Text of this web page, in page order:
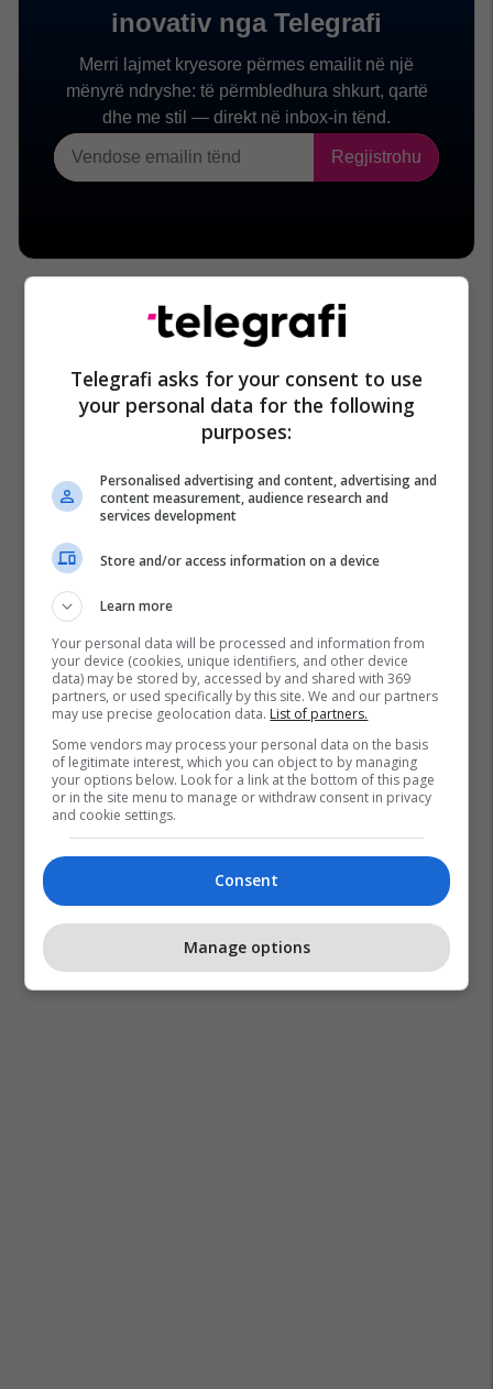
Telegrafi asks for your consent to use
your personal data for the following
purposes:
Personalised advertising and content, advertising and
content measurement, audience research and
services development
Store and/or access information on a device
Learn more
Your personal data will be processed and information from
your device (cookies, unique identifiers, and other device
data) may be stored by, accessed by and shared with 369
partners, or used specifically by this site. We and our partners
may use precise geolocation data. List of partners.
Some vendors may process your personal data on the basis
of legitimate interest, which you can object to by managing
your options below. Look for a link at the bottom of this page
or in the site menu to manage or withdraw consent in privacy
and cookie settings.
Consent
Manage options